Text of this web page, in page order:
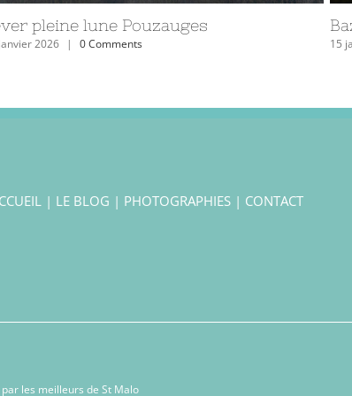
Vieux Pouzauges
2023 | 0 Comments 27
| LE BLOG | PHOTOGRAPHIES | CONTACT
les meilleurs de St Malo